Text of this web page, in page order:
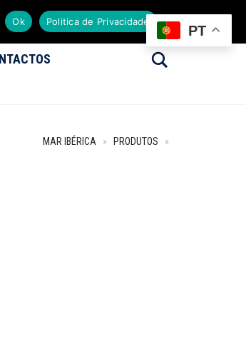
MAR IBÉRICA » PRODUTOS »
PT
Ok Politica de Privacidade